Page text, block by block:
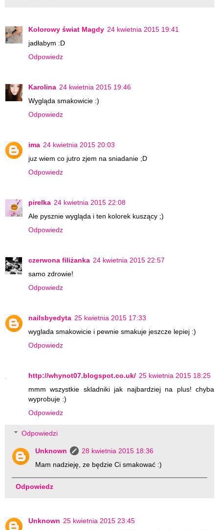
Kolorowy świat Magdy 24 kwietnia 2015 19:41
jadłabym :D
Odpowiedz
Karolina 24 kwietnia 2015 19:46
Wygląda smakowicie :)
Odpowiedz
ima 24 kwietnia 2015 20:03
juz wiem co jutro zjem na sniadanie ;D
Odpowiedz
pirelka 24 kwietnia 2015 22:08
Ale pysznie wygląda i ten kolorek kuszący ;)
Odpowiedz
czerwona filiżanka 24 kwietnia 2015 22:57
samo zdrowie!
Odpowiedz
nailsbyedyta 25 kwietnia 2015 17:33
wyglada smakowicie i pewnie smakuje jeszcze lepiej :)
Odpowiedz
http://whynot07.blogspot.co.uk/ 25 kwietnia 2015 18:25
mmm wszystkie skladniki jak najbardziej na plus! chyba
wyprobuje :)
Odpowiedz
Odpowiedzi
Unknown
28 kwietnia 2015 18:36
Mam nadzieję, ze będzie Ci smakować :)
Odpowiedz
Unknown 25 kwietnia 2015 23:45